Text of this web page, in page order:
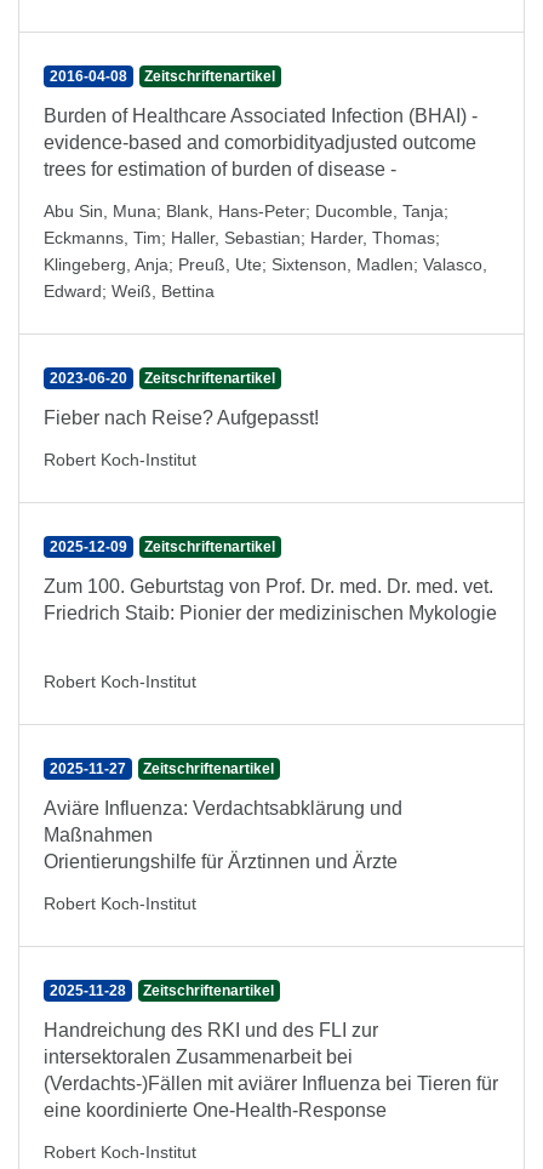
2016-04-08 Zeitschriftenartikel
Burden of Healthcare Associated Infection (BHAI) -
evidence-based and comorbidityadjusted outcome
trees for estimation of burden of disease -
Abu Sin, Muna; Blank, Hans-Peter; Ducomble, Tanja;
Eckmanns, Tim; Haller, Sebastian; Harder, Thomas;
Klingeberg, Anja; Preuß, Ute; Sixtenson, Madlen; Valasco,
Edward; Weiß, Bettina
2023-06-20 Zeitschriftenartikel
Fieber nach Reise? Aufgepasst!
Robert Koch-Institut
2025-12-09 Zeitschriftenartikel
Zum 100. Geburtstag von Prof. Dr. med. Dr. med. vet.
Friedrich Staib: Pionier der medizinischen Mykologie
Robert Koch-Institut
2025-11-27 Zeitschriftenartikel
Aviäre Influenza: Verdachtsabklärung und
Maßnahmen
Orientierungshilfe für Ärztinnen und Ärzte
Robert Koch-Institut
2025-11-28 Zeitschriftenartikel
Handreichung des RKI und des FLI zur
intersektoralen Zusammenarbeit bei
(Verdachts-)Fällen mit aviärer Influenza bei Tieren für
eine koordinierte One-Health-Response
Robert Koch-Institut